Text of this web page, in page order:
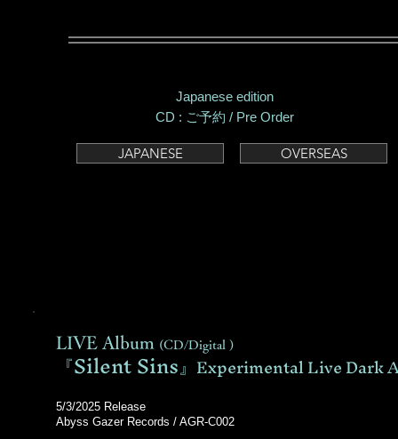
Japanese edition
CD : ご予約 / Pre Order
JAPANESE OVERSEAS
LIVE Album (CD/Digital )
『Silent Sins』 Experimental Live Dark
5/3/2025 Release
Abyss Gazer Records / AGR-C002